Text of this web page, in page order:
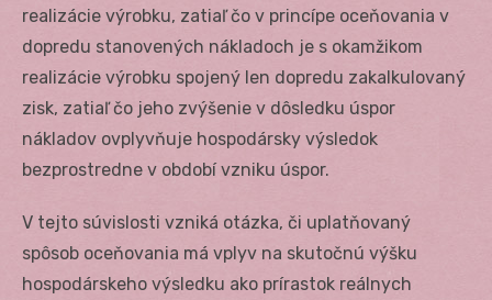
realizácie výrobku, zatiaľ čo v princípe oceňovania v
dopredu stanovených nákladoch je s okamžikom
realizácie výrobku spojený len dopredu zakalkulovaný
zisk, zatiaľ čo jeho zvýšenie v dôsledku úspor
nákladov ovplyvňuje hospodársky výsledok
bezprostredne v období vzniku úspor.
V tejto súvislosti vzniká otázka, či uplatňovaný
spôsob oceňovania má vplyv na skutočnú výšku
hospodárskeho výsledku ako prírastok reálnych